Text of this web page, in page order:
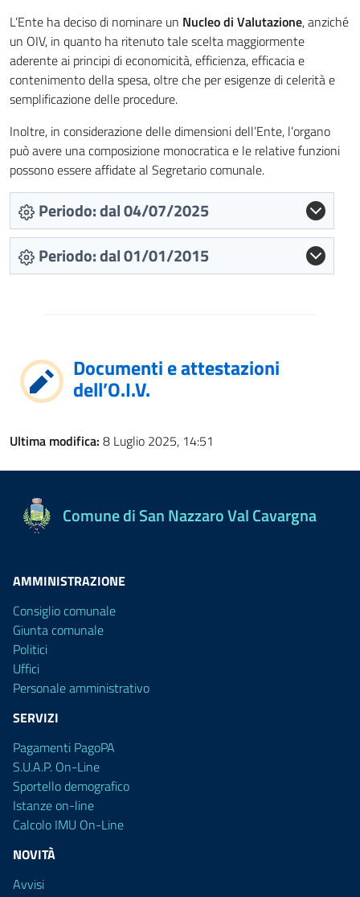
L’Ente ha deciso di nominare un Nucleo di Valutazione, anziché
un OIV, in quanto ha ritenuto tale scelta maggiormente
aderente ai principi di economicità, efficienza, efficacia e
contenimento della spesa, oltre che per esigenze di celerità e
semplificazione delle procedure.
Inoltre, in considerazione delle dimensioni dell’Ente, l’organo
può avere una composizione monocratica e le relative funzioni
possono essere affidate al Segretario comunale.
Periodo: dal 04/07/2025
Periodo: dal 01/01/2015
Documenti e attestazioni
dell’O.I.V.
Ultima modifica: 8 Luglio 2025, 14:51
Comune di San Nazzaro Val Cavargna
AMMINISTRAZIONE
Consiglio comunale
Giunta comunale
Politici
Uffici
Personale amministrativo
SERVIZI
Pagamenti PagoPA
S.U.A.P. On-Line
Sportello demografico
Istanze on-line
Calcolo IMU On-Line
NOVITÀ
Avvisi